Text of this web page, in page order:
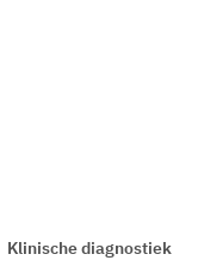
Klinische diagnostiek